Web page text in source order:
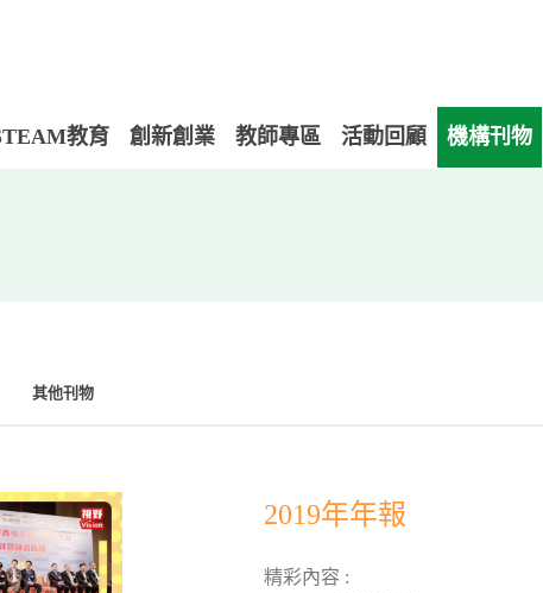
教育 創新創業 教師專區 活動回顧 機構刊物
其他刊物
2019年年報
精彩內容 :